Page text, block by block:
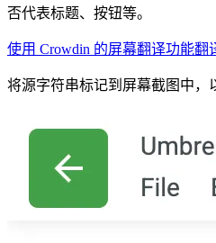
否代表标题、按钮等。
使用 Crowdin 的屏幕翻译功能翻
将源字符串标记到屏幕截图中，